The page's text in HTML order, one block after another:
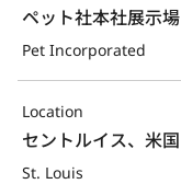
ペット社本社展示場
Pet Incorporated
Location
セントルイス、米国
St. Louis